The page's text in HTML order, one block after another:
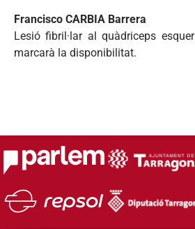
Francisco CARBIA Barrera
Lesió fibril·lar al quàdriceps
marcarà la disponibilitat.